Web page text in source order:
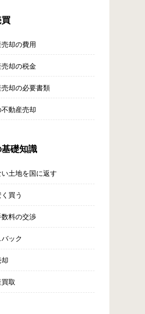
却の費用
却の税金
却の必要書類
動産売却
礎知識
土地を国に返す
買う
料の交渉
ック
取